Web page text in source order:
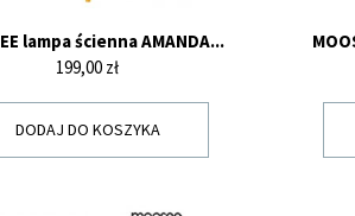
lampa ścienna AMANDA...
Cena
199,00 zł
DODAJ DO KOSZYKA